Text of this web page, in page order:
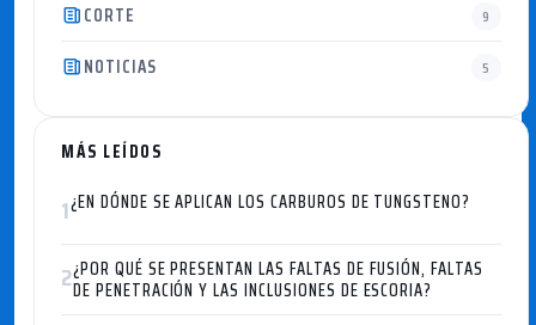
CORTE 9
NOTICIAS 5
MÁS LEÍDOS
1¿EN DÓNDE SE APLICAN LOS CARBUROS DE TUNGSTENO?
2¿POR QUÉ SE PRESENTAN LAS FALTAS DE FUSIÓN, FALTAS
DE PENETRACIÓN Y LAS INCLUSIONES DE ESCORIA?